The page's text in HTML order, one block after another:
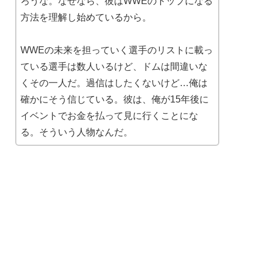
方法を理解し始めているから。
WWEの未来を担っていく選手のリストに載っ
ている選手は数人いるけど、ドムは間違いな
くその一人だ。過信はしたくないけど…俺は
確かにそう信じている。彼は、俺が15年後に
イベントでお金を払って見に行くことにな
る。そういう人物なんだ。